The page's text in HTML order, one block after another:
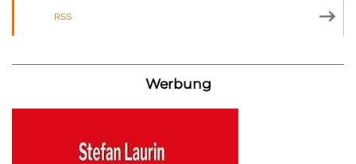
RSS
Werbung